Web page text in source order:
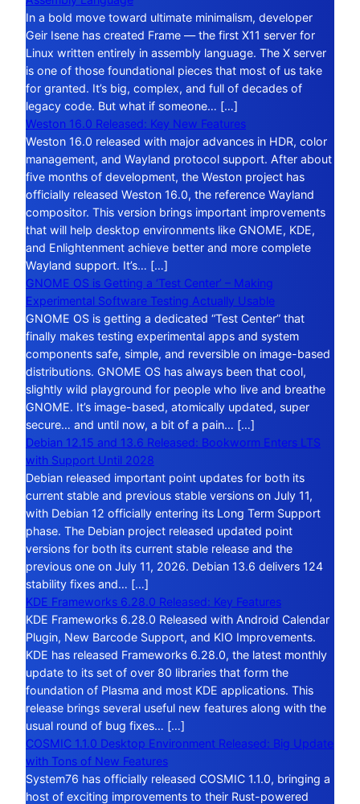
In a bold move toward ultimate minimalism, developer
Geir Isene has created Frame — the first X11 server for
Linux written entirely in assembly language. The X server
is one of those foundational pieces that most of us take
for granted. It’s big, complex, and full of decades of
legacy code. But what if someone… […]
Weston 16.0 Released: Key New Features
Weston 16.0 released with major advances in HDR, color
management, and Wayland protocol support. After about
five months of development, the Weston project has
officially released Weston 16.0, the reference Wayland
compositor. This version brings important improvements
that will help desktop environments like GNOME, KDE,
and Enlightenment achieve better and more complete
Wayland support. It’s… […]
GNOME OS is Getting a ‘Test Center’ – Making
Experimental Software Testing Actually Usable
GNOME OS is getting a dedicated “Test Center” that
finally makes testing experimental apps and system
components safe, simple, and reversible on image-based
distributions. GNOME OS has always been that cool,
slightly wild playground for people who live and breathe
GNOME. It’s image-based, atomically updated, super
secure… and until now, a bit of a pain… […]
Debian 12.15 and 13.6 Released: Bookworm Enters LTS
with Support Until 2028
Debian released important point updates for both its
current stable and previous stable versions on July 11,
with Debian 12 officially entering its Long Term Support
phase. The Debian project released updated point
versions for both its current stable release and the
previous one on July 11, 2026. Debian 13.6 delivers 124
stability fixes and… […]
KDE Frameworks 6.28.0 Released: Key Features
KDE Frameworks 6.28.0 Released with Android Calendar
Plugin, New Barcode Support, and KIO Improvements.
KDE has released Frameworks 6.28.0, the latest monthly
update to its set of over 80 libraries that form the
foundation of Plasma and most KDE applications. This
release brings several useful new features along with the
usual round of bug fixes… […]
COSMIC 1.1.0 Desktop Environment Released: Big Update
with Tons of New Features
System76 has officially released COSMIC 1.1.0, bringing a
host of exciting improvements to their Rust-powered